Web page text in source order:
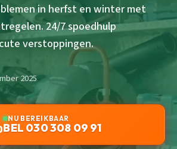
in herfst en winter met
24/7 spoedhulp
verstoppingen.
2025
NU BEREIKBAAR
BEL 030 308 09 91